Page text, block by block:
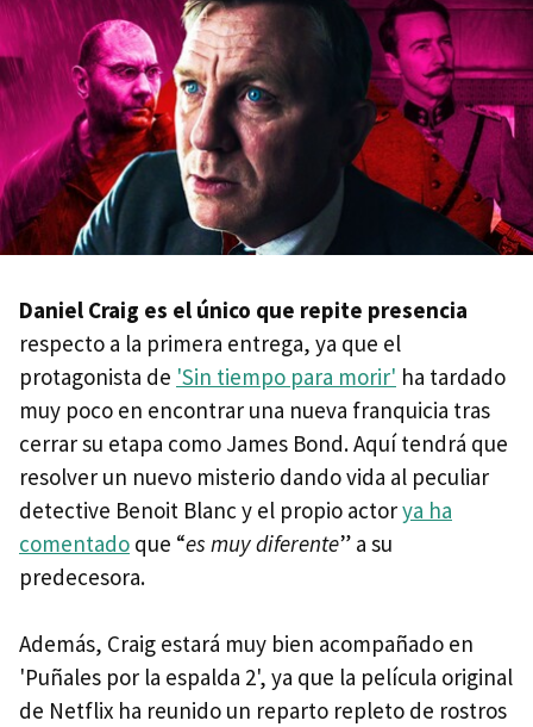
Daniel Craig es el único que repite presencia
respecto a la primera entrega, ya que el
protagonista de 'Sin tiempo para morir' ha tardado
muy poco en encontrar una nueva franquicia tras
cerrar su etapa como James Bond. Aquí tendrá que
resolver un nuevo misterio dando vida al peculiar
detective Benoit Blanc y el propio actorya ha
comentado que “es muy diferente” a su
predecesora.
Además, Craig estará muy bien acompañado en
'Puñales por la espalda 2', ya que la película original
de Netflix ha reunido un reparto repleto de rostros